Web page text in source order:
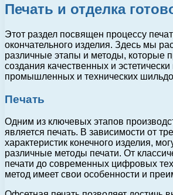
Печать и отделка
Этот раздел посвящен процессу
окончательного изделия. Здесь мы
различные этапы и методы, которые
создания качественных и
промышленных и технических
Печать
Одним из ключевых этапов
является печать. В зависимости от
характеристик конечного изделия,
различные методы печати. От
печати до современных цифровых
метод имеет свои особенности и